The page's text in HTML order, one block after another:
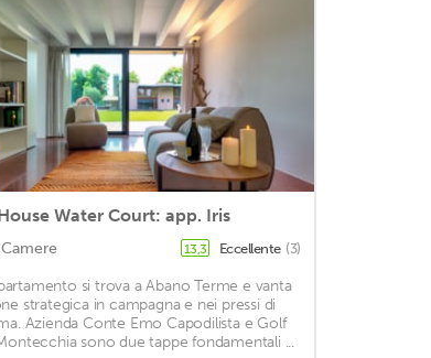
Water Court: app. Iris
Camere 13,3 Eccellente (3)
si trova a Abano Terme e vanta
strategica in campagna e nei pressi di
Azienda Conte Emo Capodilista e Golf
sono due tappe fondamentali ...